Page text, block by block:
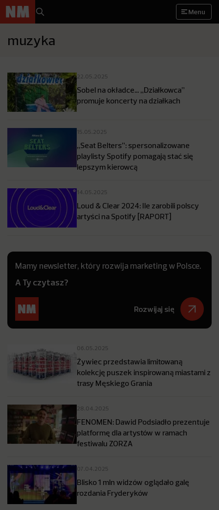
Menu
muzyka
22.05.2025
Sobel na okładce… „Działkowca”
promuje koncerty na działkach
15.05.2025
„Seat Belters”: spersonalizowane
playlisty Spotify pomagają stać się
lepszym kierowcą
14.05.2025
Loud & Clear 2024: Ile zarobili polscy
artyści na Spotify [RAPORT]
Mamy newsletter, który rozwija marketing w Polsce.
A Ty czytasz?
Rozwijaj się
06.05.2025
Żywiec przedstawia limitowaną
kolekcję puszek inspirowaną miastami z
trasy Męskiego Grania
28.04.2025
FENOMEN: Dawid Podsiadło prezentuje
platformę dla artystów w ramach
festiwalu ZORZA
07.04.2025
Blisko 1 mln widzów oglądało galę
rozdania Fryderyków